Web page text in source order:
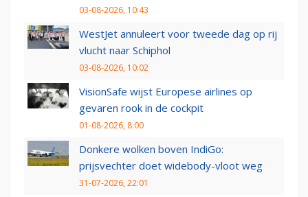
03-08-2026, 10:43
WestJet annuleert voor tweede dag op rij
vlucht naar Schiphol
03-08-2026, 10:02
VisionSafe wijst Europese airlines op
gevaren rook in de cockpit
01-08-2026, 8:00
Donkere wolken boven IndiGo:
prijsvechter doet widebody-vloot weg
31-07-2026, 22:01